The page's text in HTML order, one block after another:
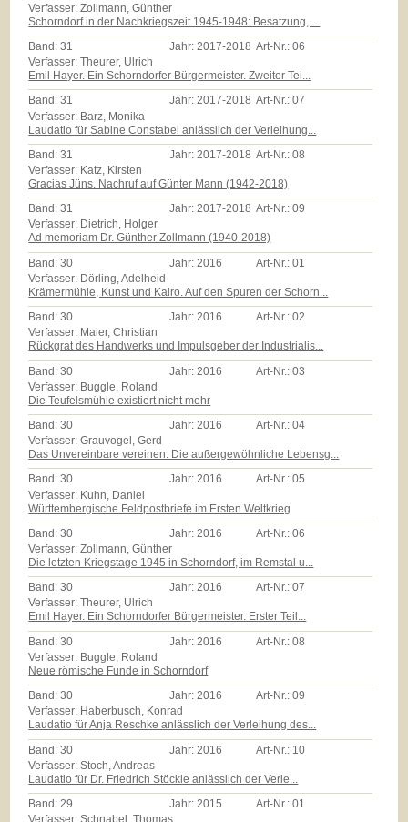
Verfasser: Zollmann, Günther
Schorndorf in der Nachkriegszeit 1945-1948: Besatzung, ...
Band:31 Jahr:2017-2018 Art-Nr.:06
Verfasser: Theurer, Ulrich
Emil Hayer. Ein Schorndorfer Bürgermeister. Zweiter Tei...
Band:31 Jahr:2017-2018 Art-Nr.:07
Verfasser: Barz, Monika
Laudatio für Sabine Constabel anlässlich der Verleihung...
Band:31 Jahr: 2017-2018 Art-Nr.:08
Verfasser: Katz, Kirsten
Gracias Jüns. Nachruf auf Günter Mann (1942-2018)
Band:31 Jahr:2017-2018 Art-Nr.:09
Verfasser: Dietrich, Holger
Ad memoriam Dr. Günther Zollmann (1940-2018)
Band:30 Jahr: 2016 Art-Nr.:01
Verfasser: Dörling, Adelheid
Krämermühle, Kunst und Kairo. Auf den Spuren der Schorn...
Band:30 Jahr:2016 Art-Nr.:02
Verfasser: Maier, Christian
Rückgrat des Handwerks und Impulsgeber der Industrialis...
Band:30 Jahr: 2016 Art-Nr.:03
Verfasser: Buggle, Roland
Die Teufelsmühle existiert nicht mehr
Band:30 Jahr:2016 Art-Nr.:04
Verfasser: Grauvogel, Gerd
Das Unvereinbare vereinen: Die außergewöhnliche Lebensg...
Band:30 Jahr:2016 Art-Nr.:05
Verfasser: Kuhn, Daniel
Württembergische Feldpostbriefe im Ersten Weltkrieg
Band:30 Jahr:2016 Art-Nr.:06
Verfasser: Zollmann, Günther
Die letzten Kriegstage 1945 in Schorndorf, im Remstal u...
Band:30 Jahr:2016 Art-Nr.:07
Verfasser: Theurer, Ulrich
Emil Hayer. Ein Schorndorfer Bürgermeister. Erster Teil...
Band:30 Jahr: 2016 Art-Nr.:08
Verfasser: Buggle, Roland
Neue römische Funde in Schorndorf
Band:30 Jahr:2016 Art-Nr.:09
Verfasser: Haberbusch, Konrad
Laudatio für Anja Reschke anlässlich der Verleihung des...
Band:30 Jahr: 2016 Art-Nr.: 10
Verfasser: Stoch, Andreas
Laudatio für Dr. Friedrich Stöckle anlässlich der Verle...
Band:29 Jahr:2015 Art-Nr.:01